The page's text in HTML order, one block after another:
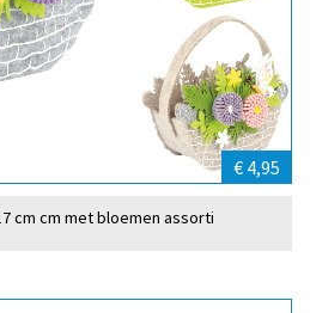
€ 4,95
cm cm met bloemen assorti